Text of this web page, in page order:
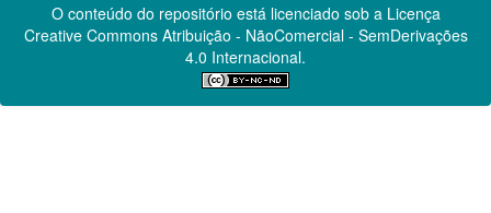
O conteúdo do repositório está licenciado sob a Licença
Creative CommonsAtribuição - NãoComercial - SemDerivações
4.0 Internacional.